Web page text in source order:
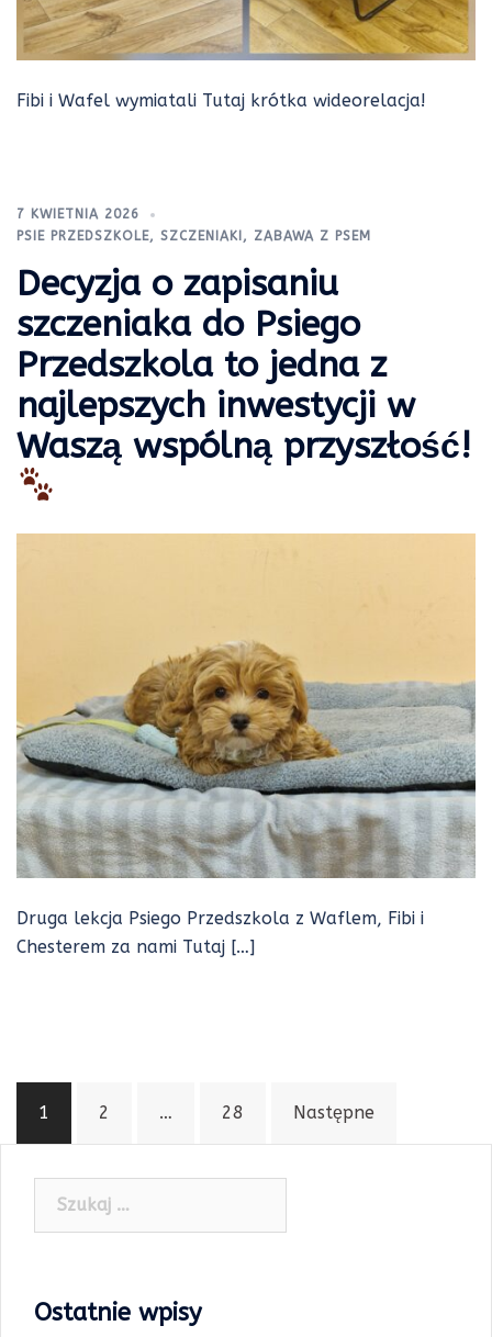
Fibi i Wafel wymiatali Tutaj krótka wideorelacja!
7 KWIETNIA 2026
PSIE PRZEDSZKOLE, SZCZENIAKI , ZABAWA Z PSEM
Decyzja o zapisaniu
szczeniaka do Psiego
Przedszkola to jedna z
najlepszych inwestycji w
Waszą wspólną przyszłość!
Druga lekcja Psiego Przedszkola z Waflem, Fibi i
Chesterem za nami Tutaj […]
wpisów
1 2 … 28 Następne
Ostatnie wpisy